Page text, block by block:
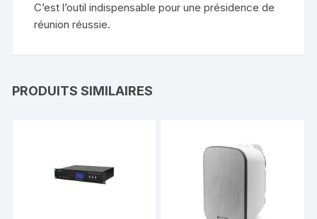
C’est l’outil indispensable pour une présidence de
réunion réussie.
PRODUITS SIMILAIRES